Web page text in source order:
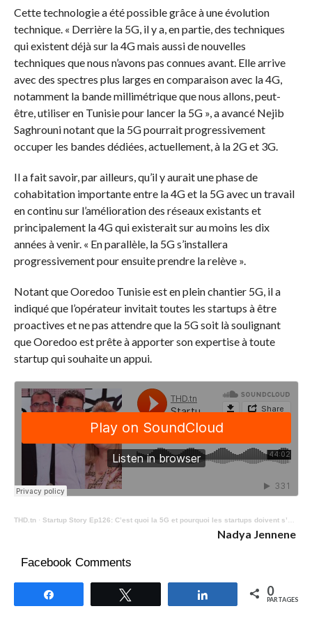
Cette technologie a été possible grâce à une évolution
technique. « Derrière la 5G, il y a, en partie, des techniques
qui existent déjà sur la 4G mais aussi de nouvelles
techniques que nous n’avons pas connues avant. Elle arrive
avec des spectres plus larges en comparaison avec la 4G,
notamment la bande millimétrique que nous allons, peut-
être, utiliser en Tunisie pour lancer la 5G », a avancé Nejib
Saghrouni notant que la 5G pourrait progressivement
occuper les bandes dédiées, actuellement, à la 2G et 3G.
Il a fait savoir, par ailleurs, qu’il y aurait une phase de
cohabitation importante entre la 4G et la 5G avec un travail
en continu sur l’amélioration des réseaux existants et
principalement la 4G qui existerait sur au moins les dix
années à venir. « En parallèle, la 5G s’installera
progressivement pour ensuite prendre la relève ».
Notant que Ooredoo Tunisie est en plein chantier 5G, il a
indiqué que l’opérateur invitait toutes les startups à être
proactives et ne pas attendre que la 5G soit là soulignant
que Ooredoo est prête à apporter son expertise à toute
startup qui souhaite un appui.
THD.tn· Startup Story Ep126: C’est quoi la 5G et pourquoi les startups doivent s’y préparer ?
Nadya Jennene
Facebook Comments
Partagez 0
PARTAGES